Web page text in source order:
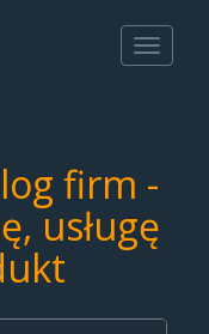
Toggle
firm -
usługę